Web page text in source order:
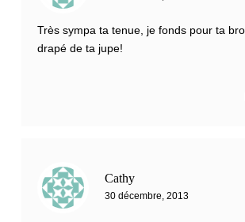
Très sympa ta tenue, je fonds pour ta
drapé de ta jupe!
Cathy
30 décembre, 2013